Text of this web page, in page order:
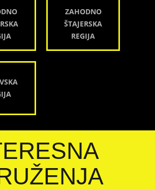
ZAHODNO
ŠTAJERSKA
REGIJA